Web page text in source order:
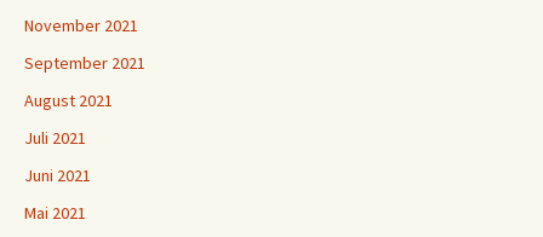
November 2021
September 2021
August 2021
Juli 2021
Juni 2021
Mai 2021